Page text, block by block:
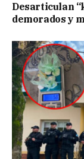
Desarticulan
demorados y